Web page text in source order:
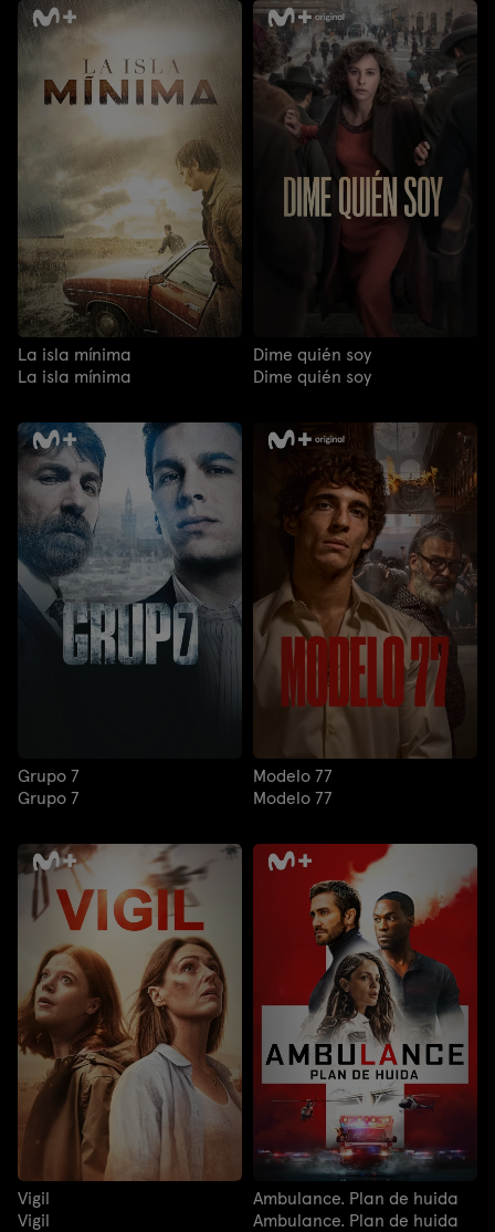
La isla mínima
La isla mínima
Dime quién soy
Dime quién soy
Grupo 7
Grupo 7
Modelo 77
Modelo 77
Vigil
Vigil
Ambulance. Plan de huida
Ambulance. Plan de huida